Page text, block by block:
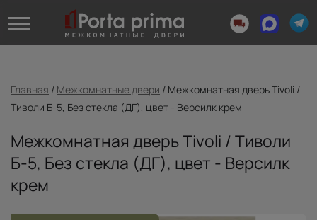
Главная / Межкомнатные двери / Межкомнатная дверь Tivoli /
Тиволи Б-5, Без стекла (ДГ), цвет - Версилк крем
Межкомнатная дверь Tivoli / Тиволи
Б-5, Без стекла (ДГ), цвет - Версилк
крем